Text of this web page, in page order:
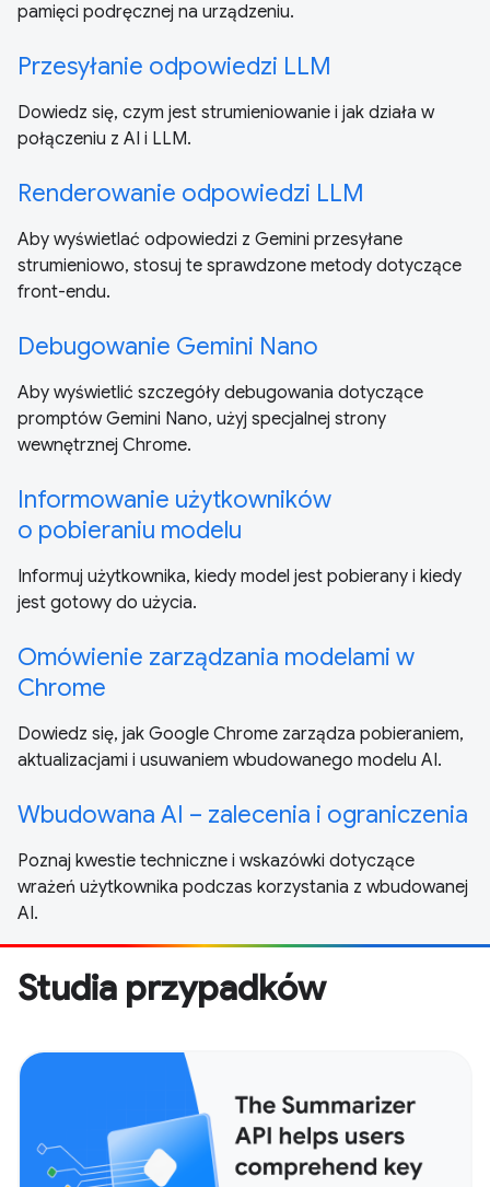
pamięci podręcznej na urządzeniu.
Przesyłanie odpowiedzi LLM
Dowiedz się, czym jest strumieniowanie i jak działa w
połączeniu z AI i LLM.
Renderowanie odpowiedzi LLM
Aby wyświetlać odpowiedzi z Gemini przesyłane
strumieniowo, stosuj te sprawdzone metody dotyczące
front-endu.
Debugowanie Gemini Nano
Aby wyświetlić szczegóły debugowania dotyczące
promptów Gemini Nano, użyj specjalnej strony
wewnętrznej Chrome.
Informowanie użytkowników
o pobieraniu modelu
Informuj użytkownika, kiedy model jest pobierany i kiedy
jest gotowy do użycia.
Omówienie zarządzania modelami w
Chrome
Dowiedz się, jak Google Chrome zarządza pobieraniem,
aktualizacjami i usuwaniem wbudowanego modelu AI.
Wbudowana AI – zalecenia i ograniczenia
Poznaj kwestie techniczne i wskazówki dotyczące
wrażeń użytkownika podczas korzystania z wbudowanej
AI.
Studia przypadków